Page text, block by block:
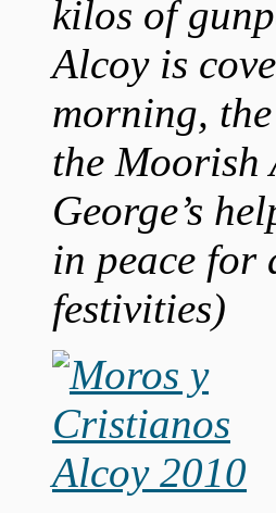
kilos of
Alcoy is
morning,
the Moorish
George’s
in peace for
festivities)